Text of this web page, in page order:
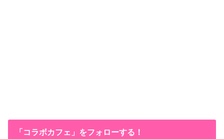
「コラボカフェ」をフォローする！